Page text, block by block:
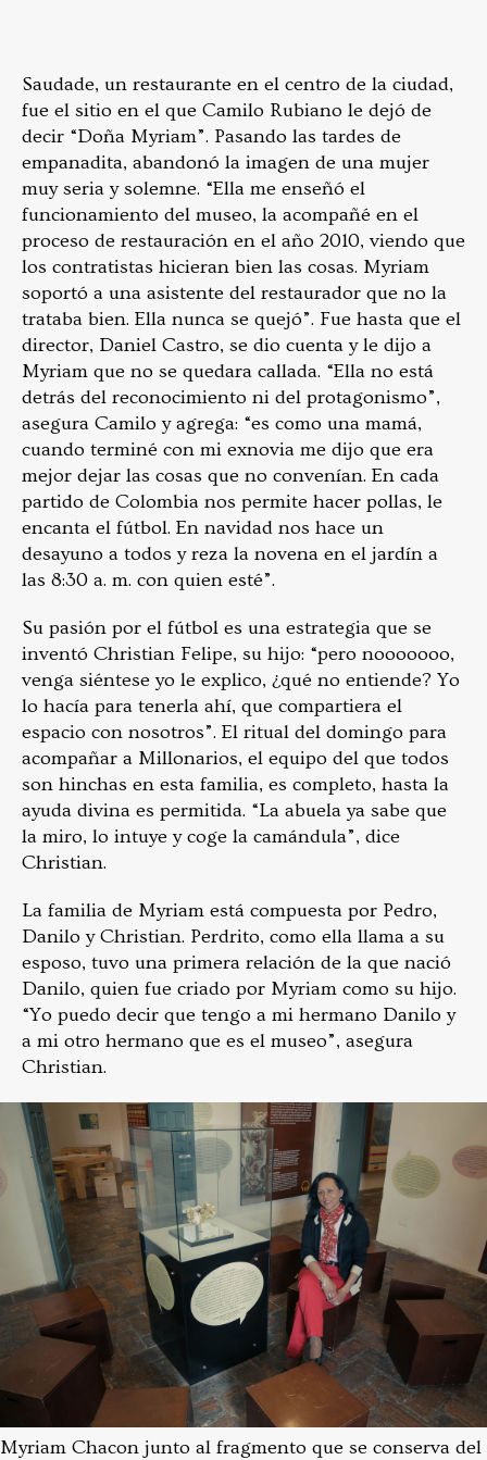
Saudade, un restaurante en el centro de la ciudad,
fue el sitio en el que Camilo Rubiano le dejó de
decir “Doña Myriam”. Pasando las tardes de
empanadita, abandonó la imagen de una mujer
muy seria y solemne. “Ella me enseñó el
funcionamiento del museo, la acompañé en el
proceso de restauración en el año 2010, viendo que
los contratistas hicieran bien las cosas. Myriam
soportó a una asistente del restaurador que no la
trataba bien. Ella nunca se quejó”. Fue hasta que el
director, Daniel Castro, se dio cuenta y le dijo a
Myriam que no se quedara callada. “Ella no está
detrás del reconocimiento ni del protagonismo”,
asegura Camilo y agrega: “es como una mamá,
cuando terminé con mi exnovia me dijo que era
mejor dejar las cosas que no convenían. En cada
partido de Colombia nos permite hacer pollas, le
encanta el fútbol. En navidad nos hace un
desayuno a todos y reza la novena en el jardín a
las 8:30 a. m. con quien esté”.
Su pasión por el fútbol es una estrategia que se
inventó Christian Felipe, su hijo: “pero nooooooo,
venga siéntese yo le explico, ¿qué no entiende? Yo
lo hacía para tenerla ahí, que compartiera el
espacio con nosotros”. El ritual del domingo para
acompañar a Millonarios, el equipo del que todos
son hinchas en esta familia, es completo, hasta la
ayuda divina es permitida. “La abuela ya sabe que
la miro, lo intuye y coge la camándula”, dice
Christian.
La familia de Myriam está compuesta por Pedro,
Danilo y Christian. Perdrito, como ella llama a su
esposo, tuvo una primera relación de la que nació
Danilo, quien fue criado por Myriam como su hijo.
“Yo puedo decir que tengo a mi hermano Danilo y
a mi otro hermano que es el museo”, asegura
Christian.
Myriam Chacon junto al fragmento que se conserva del